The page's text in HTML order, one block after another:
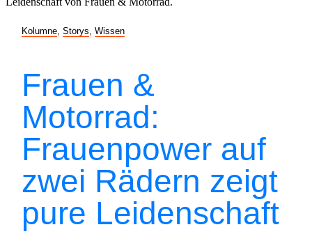
Kolumne Storys Wissen
Frauen &
Motorrad:
Frauenpower auf
zwei Rädern zeigt
pure Leidenschaft